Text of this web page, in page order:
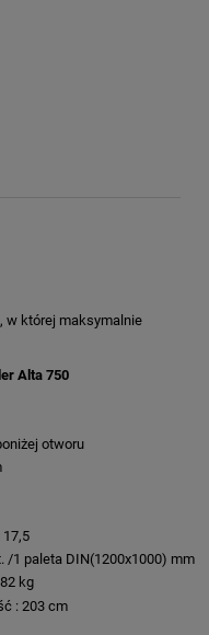
w której maksymalnie
Alta 750
otworu
/1 paleta DIN(1200x1000) mm
kg
: 203 cm